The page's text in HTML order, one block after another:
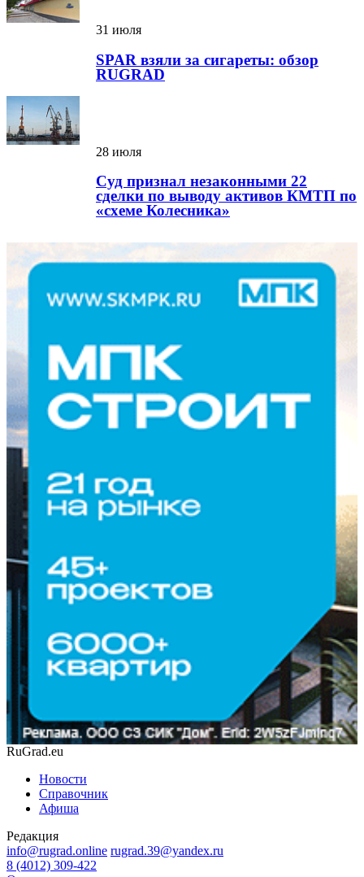
31 июля
SPAR взяли за сигареты: обзор
RUGRAD
28 июля
Суд признал незаконными 22
сделки по выводу активов КМТП по
«схеме Колесника»
RuGrad.eu
Новости
Справочник
Афиша
Редакция
info@rugrad.online rugrad.39@yandex.ru
8 (4012) 309-422